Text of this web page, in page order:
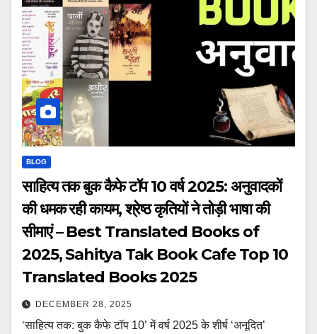
BLOG
साहित्य तक बुक कैफे टॉप 10 वर्ष 2025: अनुवादकों
की धमक रही कायम, श्रेष्ठ कृतियों ने तोड़ी भाषा की
सीमाएं – Best Translated Books of
2025, Sahitya Tak Book Cafe Top 10
Translated Books 2025
DECEMBER 28, 2025
‘साहित्य तक: बुक कैफे टॉप 10’ में वर्ष 2025 के शीर्ष ‘अनूदित’